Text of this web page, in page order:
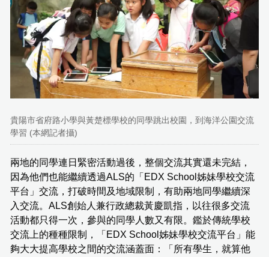
貴陽市省府路小學與黃楚標學校的同學跳出校園，到海洋公園交流
學習 (本網記者攝)
兩地的同學連日緊密活動過後，整個交流其實還未完結，
因為他們也能繼續透過ALS的「EDX School姊妹學校交流
平台」交流，打破時間及地域限制，有助兩地同學繼續深
入交流。ALS創始人兼行政總裁黃慶凱指，以往很多交流
活動都只得一次，參與的同學人數又有限。鑑於傳統學校
交流上的種種限制，「EDX School姊妹學校交流平台」能
夠大大提高學校之間的交流涵蓋面：「所有學生，就算他